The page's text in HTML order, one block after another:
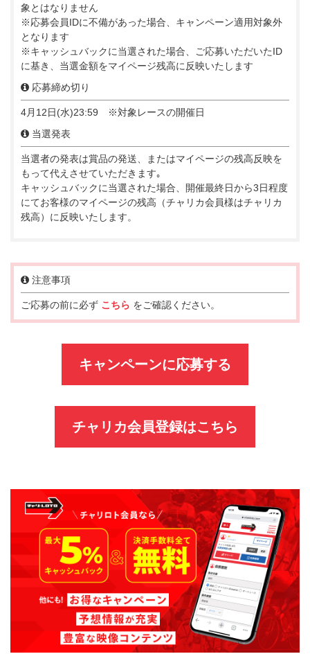
象とはなりません
※応募会員IDに不備があった場合、キャンペーン適用対象外
となります
※キャッシュバックに当選された場合、ご応募いただいたID
に基き、当選金額をマイページ残高に反映いたします
応募締め切り
4月12日(水)23:59 ※対象レースの開催日
当選発表
当選者の発表は賞品の発送、またはマイページの残高反映を
もって代えさせていただきます｡
キャッシュバックに当選された場合、開催最終日から3日程度
にてお客様のマイページの残高（チャリカ会員様はチャリカ
残高）に反映いたします。
注意事項
ご応募の前に必ず こちら をご確認ください。
キャンペーンに応募する
チャリカ会員登録はこちら